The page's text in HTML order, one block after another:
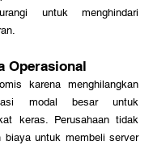
untuk menghindari
Operasional
karena menghilangkan
modal besar untuk
keras. Perusahaan tidak
biaya untuk membeli server